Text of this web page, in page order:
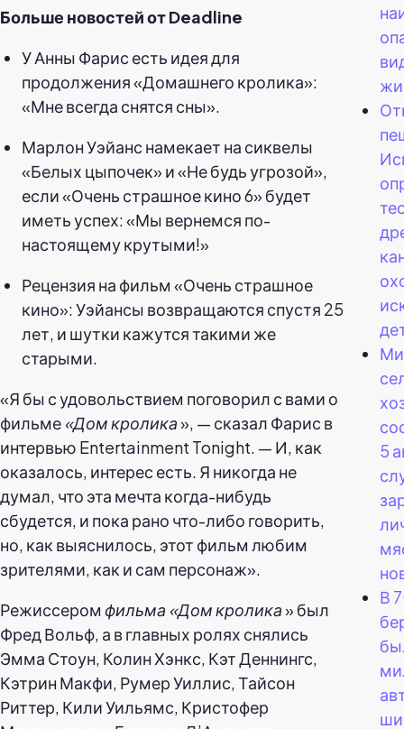
Больше новостей от Deadline
У Анны Фарис есть идея для
продолжения «Домашнего кролика»:
«Мне всегда снятся сны».
Марлон Уэйанс намекает на сиквелы
«Белых цыпочек» и «Не будь угрозой»,
если «Очень страшное кино 6» будет
иметь успех: «Мы вернемся по-
настоящему крутыми!»
Рецензия на фильм «Очень страшное
кино»: Уэйансы возвращаются спустя 25
лет, и шутки кажутся такими же
старыми.
«Я бы с удовольствием поговорил с вами о
фильме «Дом кролика», — сказал Фарис в
интервью Entertainment Tonight. — И, как
оказалось, интерес есть. Я никогда не
думал, что эта мечта когда-нибудь
сбудется, и пока рано что-либо говорить,
но, как выяснилось, этот фильм любим
зрителями, как и сам персонаж».
Режиссером фильма «Дом кролика» был
Фред Вольф, а в главных ролях снялись
Эмма Стоун, Колин Хэнкс, Кэт Деннингс,
Кэтрин Макфи, Румер Уиллис, Тайсон
Риттер, Кили Уильямс, Кристофер
5
В